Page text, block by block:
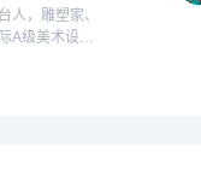
人，雕塑家、
A级美术设计